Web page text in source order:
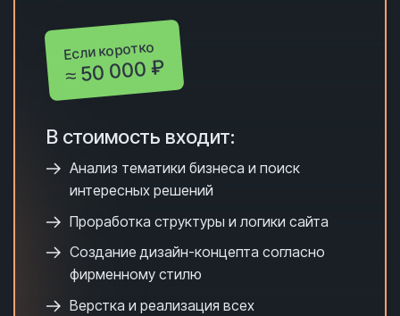
Если коротко
≈ 50 000 ₽
В стоимость входит:
Анализ тематики бизнеса и поиск
интересных решений
Проработка структуры и логики сайта
Создание дизайн-концепта согласно
фирменному стилю
Верстка и реализация всех